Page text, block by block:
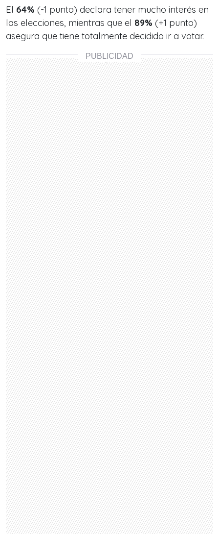
El 64% (-1 punto) declara tener mucho interés en
las elecciones, mientras que el 89% (+1 punto)
asegura que tiene totalmente decidido ir a votar.